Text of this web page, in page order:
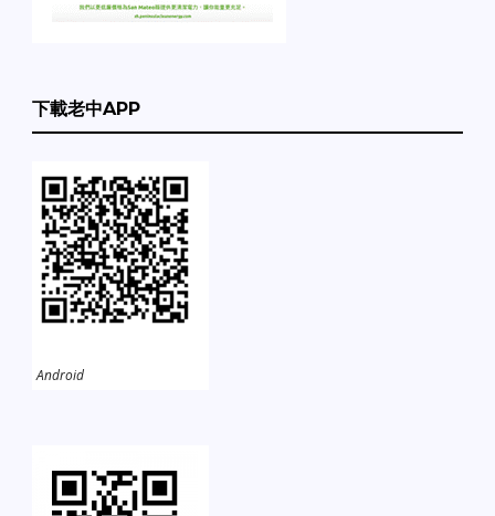
下載老中APP
Android